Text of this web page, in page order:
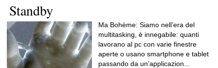
Standby
Ma Bohème: Siamo nell’era del
multitasking, è innegabile: quanti
lavorano al pc con varie finestre
aperte o usano smartphone e tablet
passando da un’applicazion...